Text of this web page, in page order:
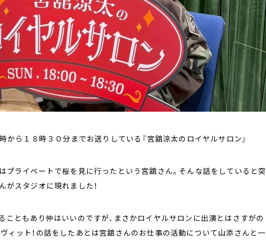
から１８時３０分までお送りしている『宮舘涼太のロイヤルサロン』
プライベートで桜を見に行ったという宮舘さん。そんな話をしていると突
がスタジオに現れました！
こともあり仲はいいのですが、まさかロイヤルサロンに出演とはさすがの
ィット！の話をしたあとは宮舘さんのお仕事の活動について山添さんと一